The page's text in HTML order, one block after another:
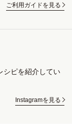
ご利用ガイドを見る
シピを紹介してい
Instagramを見る